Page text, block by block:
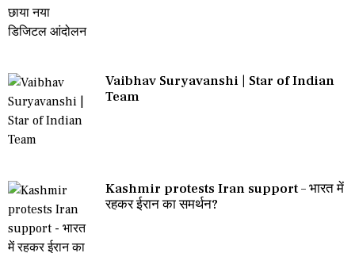
Vaibhav Suryavanshi | Star of Indian
Team
Kashmir protests Iran support – भारत में
रहकर ईरान का समर्थन?